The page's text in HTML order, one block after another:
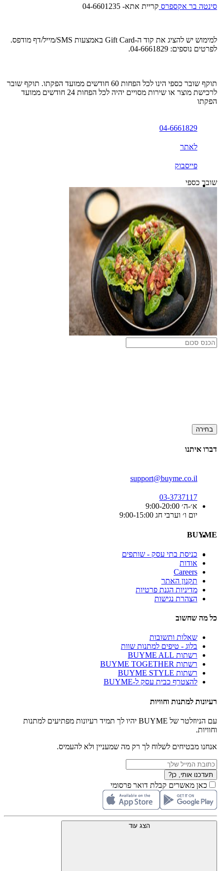
סינטה בר אקספרס קריית אתא- 04-6601235
למימוש יש להציג את קוד ה-Gift Card באמצעות SMS/מייל/דף מודפס.
לפרטים נוספים: 04-6661829.
תוקף שובר כספי הינו לכל הפחות 60 חודשים ממועד הפקתו. תוקף שובר
לרכישת מוצר או שירות מסויים יהיה לכל הפחות 24 חודשים ממועד
הפקתו
04-6661829
לאתר
פייסבוק
שובר כספי
בחירה
דברו איתנו
support@buyme.co.il
03-3737117
א׳-ה׳ 9:00-20:00
יום ו׳ וערבי חג 9:00-15:00
BUYME
כניסת בתי עסק - שותפים
אודות
Careers
תקנון האתר
מדיניות הגנת פרטיות
הצהרת נגישות
כל מה שחשוב
שאלות ותשובות
בלוג - טיפים למתנות שוות
רשתות BUYME ALL
רשתות BUYME TOGETHER
רשתות BUYME STYLE
להצטרף כבית עסק ל-BUYME
רעיונות למתנות וחוויות
עם הניוזלטר של BUYME יהיו לך תמיד רעיונות מפתיעים למתנות
וחוויות.
אנחנו מבטיחים לשלוח לך רק מה שמעניין ולא להעמיס.
תעדכנו אותי, כן?
כאן מאשרים קבלת דואר פרסומי
הצג עוד